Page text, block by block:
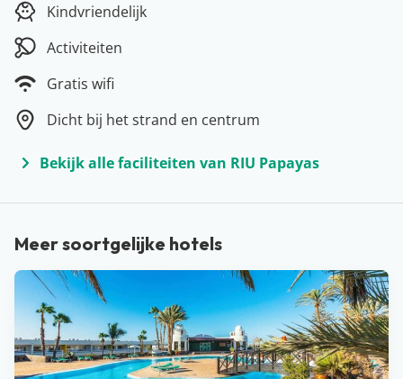
hoofdstad Las Palmas: er is hier altijd iets te beleven.
Onze favoriete plekken op het eiland zijn Playa del
Inglés, Meloneras, Puerto Rico en Maspalomas. Ga je
een hapje buiten de deur eten? Vergeet dan niet om de
beroemde aardappeltjes met Mojo saus te bestellen.
Kindvriendelijk
Activiteiten
Gratis wifi
Dicht bij het strand en centrum
Bekijk alle faciliteiten van RIU Papayas
Meer soortgelijke hotels